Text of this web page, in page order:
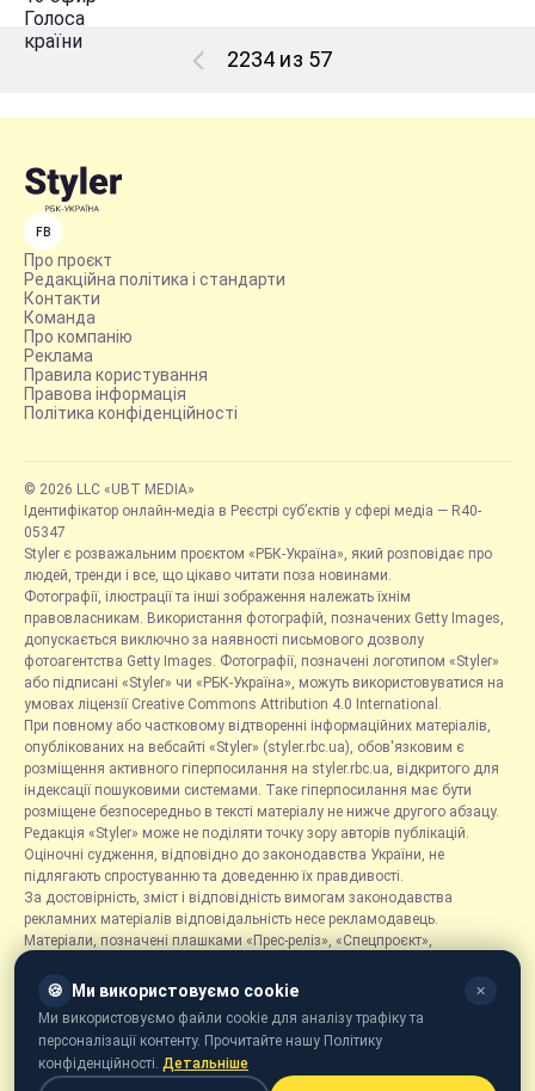
2234 из 57
FB
Про проєкт
Редакційна політика і стандарти
Контакти
Команда
Про компанію
Реклама
Правила користування
Правова інформація
Політика конфіденційності
© 2026 LLC «UBT MEDIA»
Ідентифікатор онлайн-медіа в Реєстрі суб’єктів у сфері медіа — R40-
05347
Styler є розважальним проєктом «РБК-Україна», який розповідає про
людей, тренди і все, що цікаво читати поза новинами.
Фотографії, ілюстрації та інші зображення належать їхнім
правовласникам. Використання фотографій, позначених Getty Images,
допускається виключно за наявності письмового дозволу
фотоагентства Getty Images. Фотографії, позначені логотипом «Styler»
або підписані «Styler» чи «РБК-Україна», можуть використовуватися на
умовах ліцензії Creative Commons Attribution 4.0 International.
При повному або частковому відтворенні інформаційних матеріалів,
опублікованих на вебсайті «Styler» (styler.rbc.ua), обов'язковим є
розміщення активного гіперпосилання на styler.rbc.ua, відкритого для
індексації пошуковими системами. Таке гіперпосилання має бути
розміщене безпосередньо в тексті матеріалу не нижче другого абзацу.
Редакція «Styler» може не поділяти точку зору авторів публікацій.
Оціночні судження, відповідно до законодавства України, не
підлягають спростуванню та доведенню їх правдивості.
За достовірність, зміст і відповідність вимогам законодавства
рекламних матеріалів відповідальність несе рекламодавець.
Матеріали, позначені плашками «Прес-реліз», «Спецпроєкт»,
розміщуються на правах реклами.
Рубрика «Новини компаній» є інформаційним форматом, що містить
новини, повідомлення та оголошення, пов'язані з діяльністю
компаній, і ґрунтується на інформації, наданій відповідними
компаніями. Редакція не несе відповідальності за достовірність такої
🍪 Ми використовуємо cookie ✕
Ми використовуємо файли cookie для аналізу трафіку та
персоналізації контенту. Прочитайте нашу Політику
конфіденційності. Детальніше